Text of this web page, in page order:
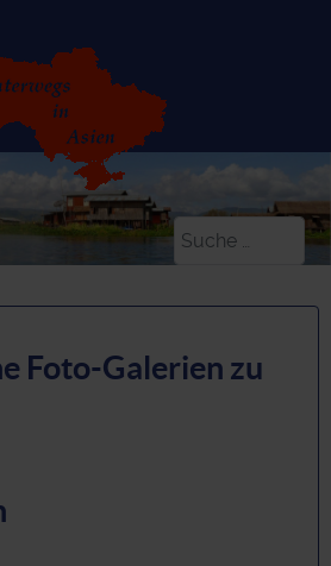
Foto-Galerien zu